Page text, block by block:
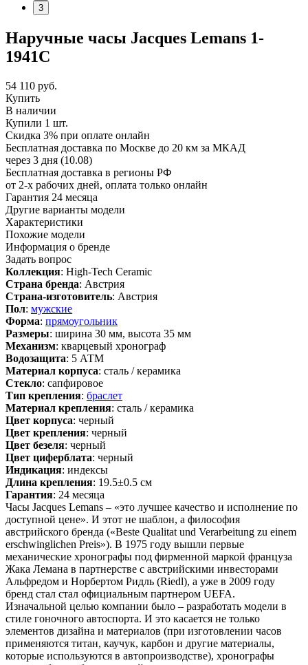
3
Наручные часы Jacques Lemans 1-
1941C
54 110 руб.
Купить
В наличии
Купили 1 шт.
Скидка 3% при оплате онлайн
Бесплатная доставка по Москве до 20 км за МКАД
через 3 дня (10.08)
Бесплатная доставка в регионы РФ
от 2-х рабочих дней, оплата только онлайн
Гарантия 24 месяца
Другие варианты модели
Характеристики
Похожие модели
Информация о бренде
Задать вопрос
Коллекция: High-Tech Ceramic
Страна бренда: Австрия
Страна-изготовитель: Австрия
Пол: мужские
Форма: прямоугольник
Размеры: ширина 30 мм, высота 35 мм
Механизм: кварцевый хронограф
Водозащита: 5 АТМ
Материал корпуса: сталь / керамика
Стекло: сапфировое
Тип крепления: браслет
Материал крепления: сталь / керамика
Цвет корпуса: черный
Цвет крепления: черный
Цвет безеля: черный
Цвет циферблата: черный
Индикация: индексы
Длина крепления: 19.5±0.5 см
Гарантия: 24 месяца
Часы Jacques Lemans – «это лучшее качество и исполнение по
доступной цене». И этот не шаблон, а философия
австрийского бренда («Beste Qualitat und Verarbeitung zu einem
erschwinglichen Preis»). В 1975 году вышли первые
механические хронографы под фирменной маркой француза
Жака Лемана в партнерстве с австрийскими инвесторами
Альфредом и Норбертом Ридль (Riedl), а уже в 2009 году
бренд стал стал официальным партнером UEFA.
Изначальной целью компании было – разработать модели в
стиле гоночного автоспорта. И это касается не только
элементов дизайна и материалов (при изготовлении часов
применяются титан, каучук, карбон и другие материалы,
которые используются в автопроизводстве), хронографы